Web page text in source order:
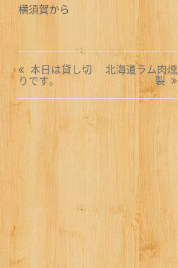
横須賀から
投
稿
ナ
ン
本日は貸し切
りです。
北海道ラム肉燻
製